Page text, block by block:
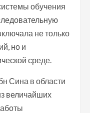
обучения
не только
но и
среде.
Сина в области
величайших